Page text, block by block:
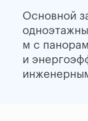
Основной
м с
и